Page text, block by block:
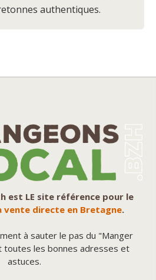
authentiques.
est LE site référence pour le
directe en Bretagne.
à sauter le pas du "Manger
toutes les bonnes adresses et
astuces.